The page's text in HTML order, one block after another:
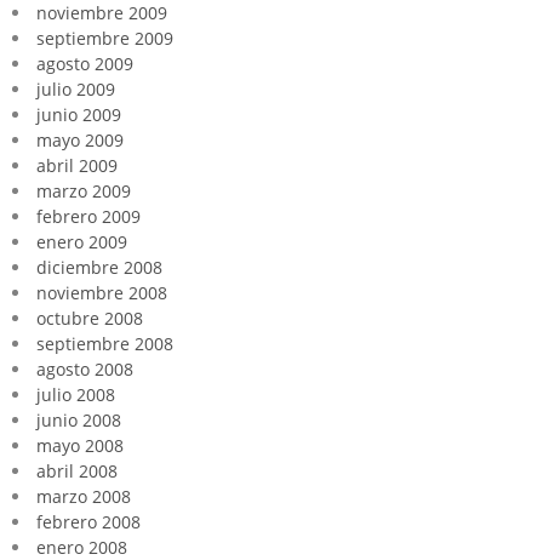
noviembre 2009
septiembre 2009
agosto 2009
julio 2009
junio 2009
mayo 2009
abril 2009
marzo 2009
febrero 2009
enero 2009
diciembre 2008
noviembre 2008
octubre 2008
septiembre 2008
agosto 2008
julio 2008
junio 2008
mayo 2008
abril 2008
marzo 2008
febrero 2008
enero 2008